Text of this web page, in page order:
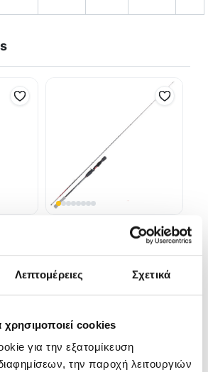
Λεπτομέρειες Σχετικά
χρησιμοποιεί cookies
για την εξατομίκευση
την παροχή λειτουργιών
SIM ENGINEERING Tai-
134,00
In Stock
Προσθήκη στο καλάθι